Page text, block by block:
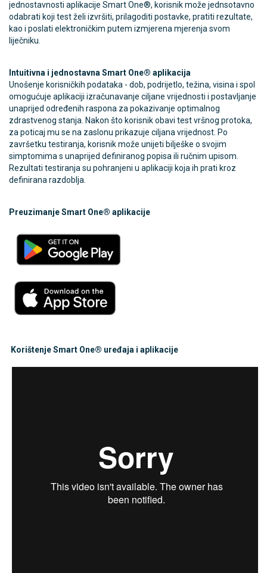
jednostavnosti aplikacije Smart One®, korisnik može jednsotavno
odabrati koji test želi izvršiti, prilagoditi postavke, pratiti rezultate,
kao i poslati elektroničkim putem izmjerena mjerenja svom
liječniku.
Intuitivna i jednostavna Smart One® aplikacija
Unošenje korisničkih podataka - dob, podrijetlo, težina, visina i spol
omogućuje aplikaciji izračunavanje ciljane vrijednosti i postavljanje
unaprijed određenih raspona za pokazivanje optimalnog
zdrastvenog stanja. Nakon što korisnik obavi test vršnog protoka,
za poticaj mu se na zaslonu prikazuje ciljana vrijednost. Po
završetku testiranja, korisnik može unijeti bilješke o svojim
simptomima s unaprijed definiranog popisa ili ručnim upisom.
Rezultati testiranja su pohranjeni u aplikaciji koja ih prati kroz
definirana razdoblja.
Preuzimanje Smart One® aplikacije
Korištenje Smart One® uređaja i aplikacije